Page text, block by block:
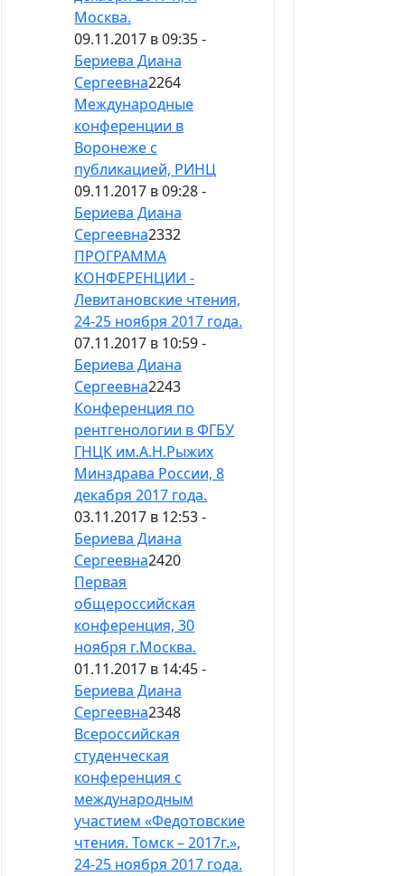
Москва.
09.11.2017 в 09:35 -
Бериева Диана
Сергеевна2264
Международные
конференции в
Воронеже с
публикацией, РИНЦ
09.11.2017 в 09:28 -
Бериева Диана
Сергеевна2332
ПРОГРАММА
КОНФЕРЕНЦИИ -
Левитановские чтения,
24-25 ноября 2017 года.
07.11.2017 в 10:59 -
Бериева Диана
Сергеевна2243
Конференция по
рентгенологии в ФГБУ
ГНЦК им.А.Н.Рыжих
Минздрава России, 8
декабря 2017 года.
03.11.2017 в 12:53 -
Бериева Диана
Сергеевна2420
Первая
общероссийская
конференция, 30
ноября г.Москва.
01.11.2017 в 14:45 -
Бериева Диана
Сергеевна2348
Всероссийская
студенческая
конференция с
международным
участием «Федотовские
чтения. Томск – 2017г.»,
24-25 ноября 2017 года.